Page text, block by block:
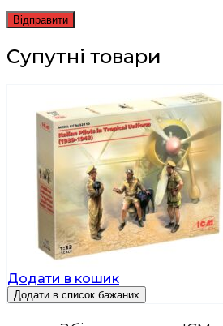
Супутні товари
Додати в кошик
Додати в список бажаних